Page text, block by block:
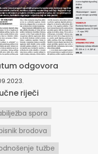
odgovora
riječi
spora
brodova
tužbe